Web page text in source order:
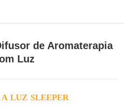
de Aromaterapia
Luz
LUZ SLEEPER